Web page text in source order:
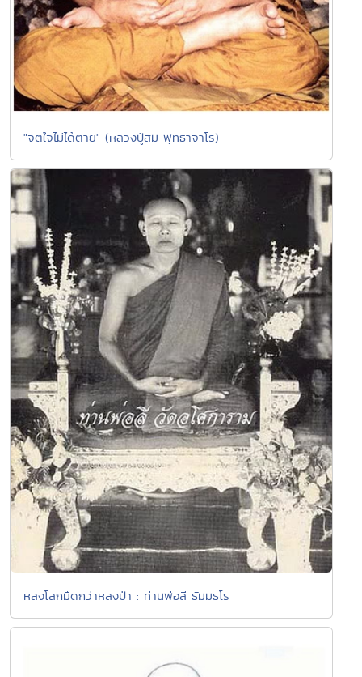
"จิตใจไม่ได้ตาย" (หลวงปู่สิม พุทฺธาจาโร)
หลงโลกมืดกว่าหลงป่า : ท่านพ่อลี ธัมมธโร